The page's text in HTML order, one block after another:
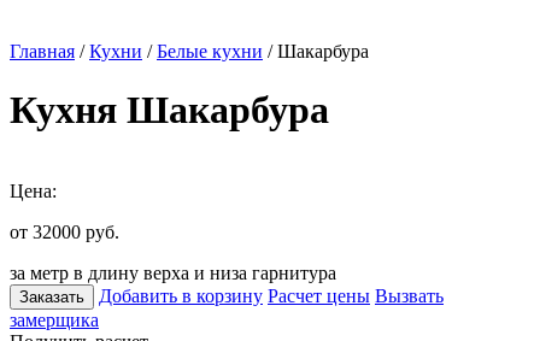
Главная /Кухни /Белые кухни / Шакарбура
Кухня Шакарбура
Цена:
от 32000 руб.
за метр в длину верха и низа гарнитура
Заказать Добавить в корзину Расчет цены Вызвать
замерщика